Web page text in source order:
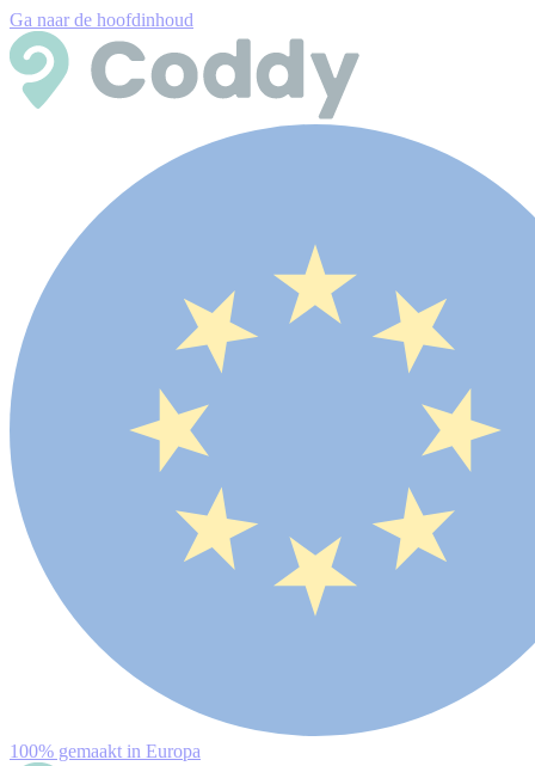
Ga naar de hoofdinhoud
100% gemaakt in Europa